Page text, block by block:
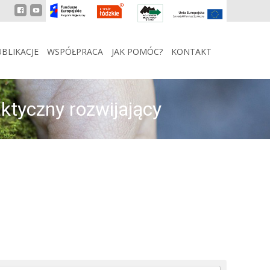
WSPÓŁPRACA JAK POMÓC? KONTAKT
rozwijający